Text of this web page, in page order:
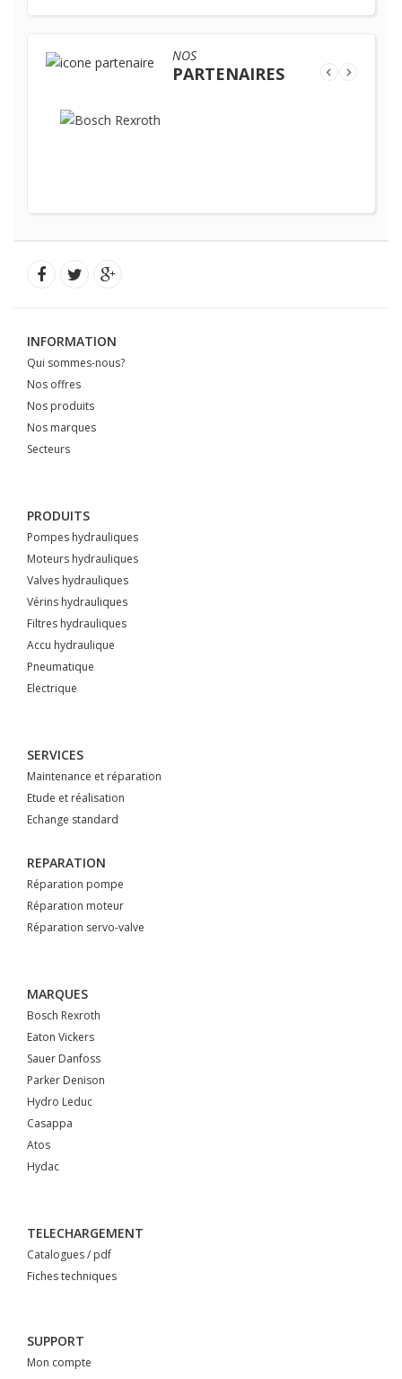
NOS
PARTENAIRES
INFORMATION
Qui sommes-nous?
Nos offres
Nos produits
Nos marques
Secteurs
PRODUITS
Pompes hydrauliques
Moteurs hydrauliques
Valves hydrauliques
Vérins hydrauliques
Filtres hydrauliques
Accu hydraulique
Pneumatique
Electrique
SERVICES
Maintenance et réparation
Etude et réalisation
Echange standard
REPARATION
Réparation pompe
Réparation moteur
Réparation servo-valve
MARQUES
Bosch Rexroth
Eaton Vickers
Sauer Danfoss
Parker Denison
Hydro Leduc
Casappa
Atos
Hydac
TELECHARGEMENT
Catalogues / pdf
Fiches techniques
SUPPORT
Mon compte